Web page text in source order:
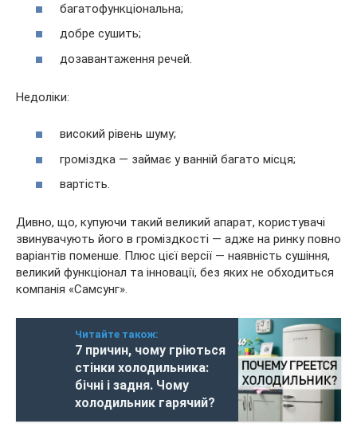
багатофункціональна;
добре сушить;
дозавантаження речей.
Недоліки:
високий рівень шуму;
громіздка — займає у ванній багато місця;
вартість.
Дивно, що, купуючи такий великий апарат, користувачі
звинувачують його в громіздкості — адже на ринку повно
варіантів поменше. Плюс цієї версії — наявність сушіння,
великий функціонал та інновації, без яких не обходиться
компанія «Самсунг».
Читайте також:
7 причин, чому гріються
стінки холодильника:
бічні і задня. Чому
холодильник гарячий?